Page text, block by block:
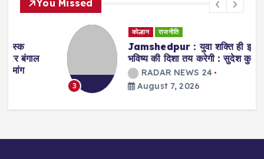
You Missed
राजनीति
Jamshedpur : युवा शक्ति ही झारखंड के
भविष्य की दिशा तय करेगी : सुदेश कुमार महतो
RADAR NEWS 24
August 7, 2026